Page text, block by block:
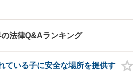
法律Q&Aランキング
ている子に安全な場所を提供す